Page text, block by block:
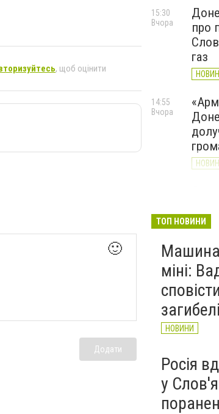
, щоб оцінити
🙂
Додати
про
газ
15:30
Вчора
14:55
Вчора
НОВИНИ
ТОП НОВИНИ
Машина
міні:
НОВИНИ
Росія
у